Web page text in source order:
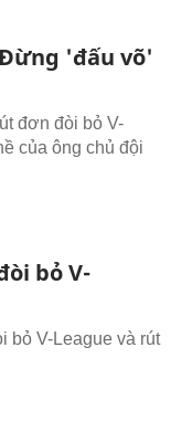
Đừng 'đấu võ'
đơn đòi bỏ V-
của ông chủ đội
bỏ V-
bỏ V-League và rút